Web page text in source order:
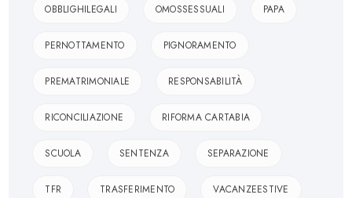
OBBLIGHILEGALI OMOSSESSUALI PAPA
PERNOTTAMENTO PIGNORAMENTO
PREMATRIMONIALE RESPONSABILITÀ
RICONCILIAZIONE RIFORMA CARTABIA
SCUOLA SENTENZA SEPARAZIONE
TFR TRASFERIMENTO VACANZEESTIVE